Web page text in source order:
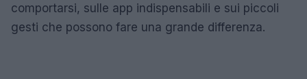
comportarsi, sulle app indispensabili e sui piccoli
gesti che possono fare una grande differenza.